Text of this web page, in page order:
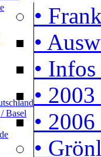
Basel
•
•
•
•
•
•